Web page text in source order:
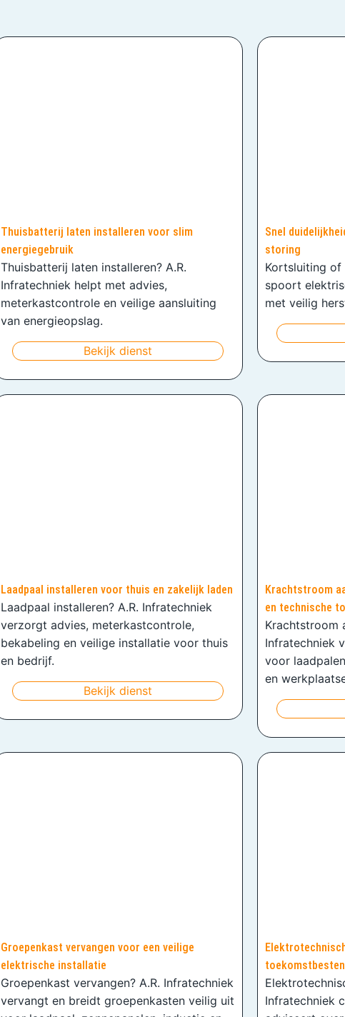
Thuisbatterij laten installeren voor slim
energiegebruik
Thuisbatterij laten installeren? A.R.
Infratechniek helpt met advies,
meterkastcontrole en veilige aansluiting
van energieopslag.
Bekijk dienst
Snel
storing
Kortsluiting of
spoort
met veilig
Laadpaal installeren voor thuis en zakelijk laden
Laadpaal installeren? A.R. Infratechniek
verzorgt advies, meterkastcontrole,
bekabeling en veilige installatie voor thuis
en bedrijf.
Bekijk dienst
Krachtstroom
en technische
Krachtstroom
Infratechniek
voor
en
Groepenkast vervangen voor een veilige
elektrische installatie
Groepenkast vervangen? A.R. Infratechniek
vervangt en breidt groepenkasten veilig uit
Infratechniek